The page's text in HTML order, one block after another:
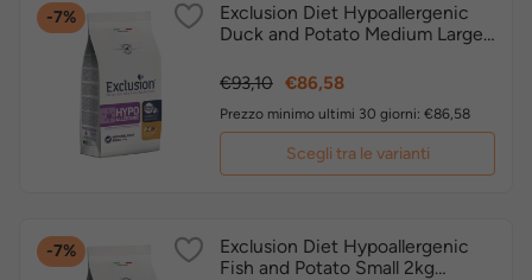
-7%
Exclusion Diet Hypoallergenic
Duck and Potato Medium Large
Prezzo
€93,10 Prezzo
€86,58
Prezzo minimo ultimi 30 giorni: €86,58
Scegli tra le varianti
-7%
Exclusion Diet Hypoallergenic
Fish and Potato Small 2kg